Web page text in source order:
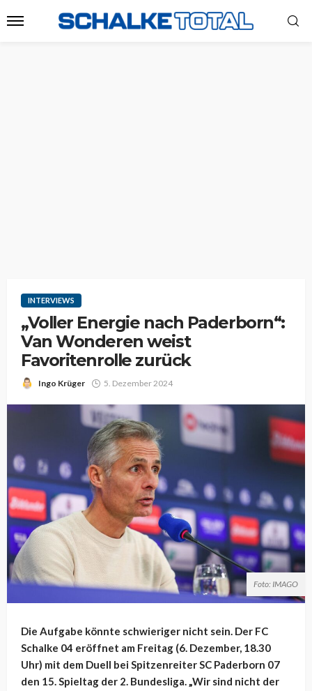
INTERVIEWS
„Voller Energie nach Paderborn“:
Van Wonderen weist
Favoritenrolle zurück
Ingo Krüger 5. Dezember 2024
Foto: IMAGO
Die Aufgabe könnte schwieriger nicht sein. Der FC
Schalke 04 eröffnet am Freitag (6. Dezember, 18.30
Uhr) mit dem Duell bei Spitzenreiter SC Paderborn 07
den 15. Spieltag der 2. Bundesliga. „Wir sind nicht der